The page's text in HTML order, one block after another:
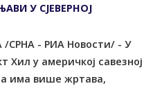
У СЈЕВЕРНОЈ
/СРНА - РИА Новости/ - У
Хил у америчкој савезној
има више жртава,